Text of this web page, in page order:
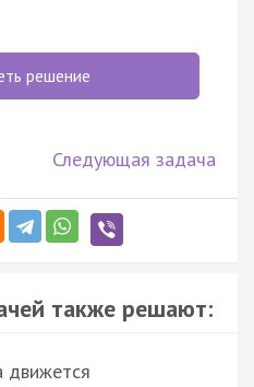
решение
Следующая задача
также решают:
движется